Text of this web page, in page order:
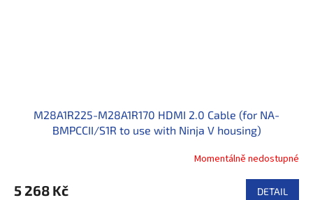
M28A1R225-M28A1R170 HDMI 2.0 Cable (for NA-
BMPCCII/S1R to use with Ninja V housing)
Momentálně nedostupné
5 268 Kč DETAIL